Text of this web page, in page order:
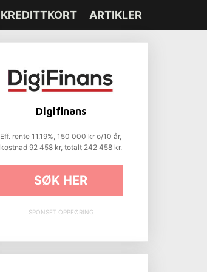
KREDITTKORT ARTIKLER
Digifinans
Eff. rente 11.19%, 150 000 kr o/10 år,
kostnad 92 458 kr, totalt 242 458 kr.
SØK HER
SPONSET OPPFØRING